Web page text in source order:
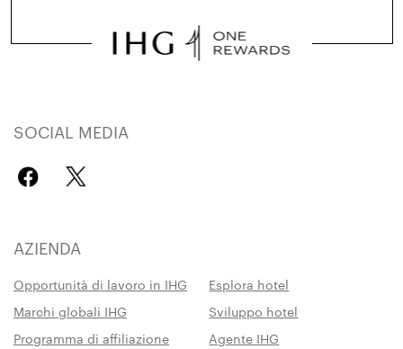
SOCIAL MEDIA
AZIENDA
Opportunità di lavoro in IHG
Esplora hotel
Marchi globali IHG
Sviluppo hotel
Programma di affiliazione
Agente IHG